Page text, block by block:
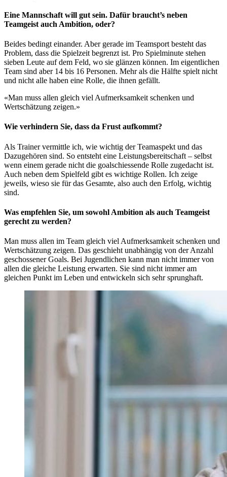
Eine Mannschaft will gut sein. Dafür braucht’s neben
Teamgeist auch Ambition, oder?
Beides bedingt einander. Aber gerade im Teamsport besteht das
Problem, dass die Spielzeit begrenzt ist. Pro Spielminute stehen
sieben Leute auf dem Feld, wo sie glänzen können. Im eigentlichen
Team sind aber 14 bis 16 Personen. Mehr als die Hälfte spielt nicht
und nicht alle haben eine Rolle, die ihnen gefällt.
«Man muss allen gleich viel Aufmerksamkeit schenken und
Wertschätzung zeigen.»
Wie verhindern Sie, dass da Frust aufkommt?
Als Trainer vermittle ich, wie wichtig der Teamaspekt und das
Dazugehören sind. So entsteht eine Leistungsbereitschaft – selbst
wenn einem gerade nicht die goalschiessende Rolle zugedacht ist.
Auch neben dem Spielfeld gibt es wichtige Rollen. Ich zeige
jeweils, wieso sie für das Gesamte, also auch den Erfolg, wichtig
sind.
Was empfehlen Sie, um sowohl Ambition als auch Teamgeist
gerecht zu werden?
Man muss allen im Team gleich viel Aufmerksamkeit schenken und
Wertschätzung zeigen. Das geschieht unabhängig von der Anzahl
geschossener Goals. Bei Jugendlichen kann man nicht immer von
allen die gleiche Leistung erwarten. Sie sind nicht immer am
gleichen Punkt im Leben und entwickeln sich sehr sprunghaft.